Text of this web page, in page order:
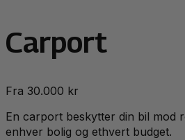
Carport
Fra 30.000 kr
En carport beskytter din bil mod
enhver bolig og ethvert budget.